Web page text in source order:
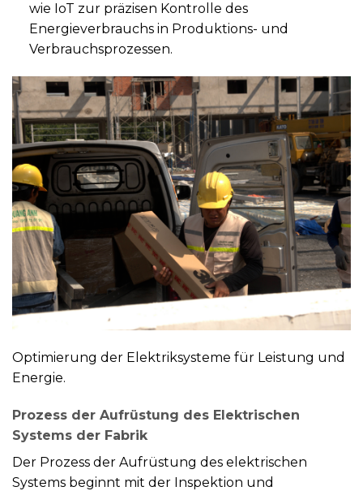
wie IoT zur präzisen Kontrolle des
Energieverbrauchs in Produktions- und
Verbrauchsprozessen.
Optimierung der Elektriksysteme für Leistung und
Energie.
Prozess der Aufrüstung des Elektrischen
Systems der Fabrik
Der Prozess der Aufrüstung des elektrischen
Systems beginnt mit der Inspektion und